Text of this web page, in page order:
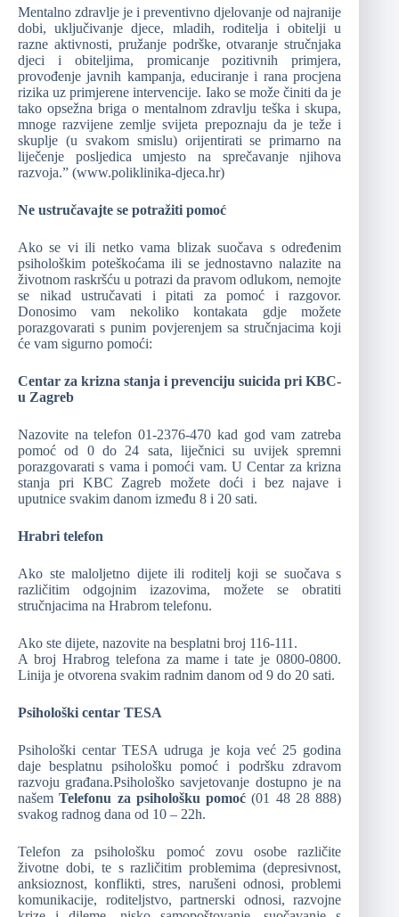
Mentalno zdravlje je i preventivno djelovanje od najranije
dobi, uključivanje djece, mladih, roditelja i obitelji u
razne aktivnosti, pružanje podrške, otvaranje stručnjaka
djeci i obiteljima, promicanje pozitivnih primjera,
provođenje javnih kampanja, educiranje i rana procjena
rizika uz primjerene intervencije. Iako se može činiti da je
tako opsežna briga o mentalnom zdravlju teška i skupa,
mnoge razvijene zemlje svijeta prepoznaju da je teže i
skuplje (u svakom smislu) orijentirati se primarno na
liječenje posljedica umjesto na sprečavanje njihova
razvoja.” (www.poliklinika-djeca.hr)
Ne ustručavajte se potražiti pomoć
Ako se vi ili netko vama blizak suočava s određenim
psihološkim poteškoćama ili se jednostavno nalazite na
životnom raskršću u potrazi da pravom odlukom, nemojte
se nikad ustručavati i pitati za pomoć i razgovor.
Donosimo vam nekoliko kontakata gdje možete
porazgovarati s punim povjerenjem sa stručnjacima koji
će vam sigurno pomoći:
Centar za krizna stanja i prevenciju suicida pri KBC-
u Zagreb
Nazovite na telefon 01-2376-470 kad god vam zatreba
pomoć od 0 do 24 sata, liječnici su uvijek spremni
porazgovarati s vama i pomoći vam. U Centar za krizna
stanja pri KBC Zagreb možete doći i bez najave i
uputnice svakim danom između 8 i 20 sati.
Hrabri telefon
Ako ste maloljetno dijete ili roditelj koji se suočava s
različitim odgojnim izazovima, možete se obratiti
stručnjacima na Hrabrom telefonu.
Ako ste dijete, nazovite na besplatni broj 116-111.
A broj Hrabrog telefona za mame i tate je 0800-0800.
Linija je otvorena svakim radnim danom od 9 do 20 sati.
Psihološki centar TESA
Psihološki centar TESA udruga je koja već 25 godina
daje besplatnu psihološku pomoć i podršku zdravom
razvoju građana.Psihološko savjetovanje dostupno je na
našemTelefonu za psihološku pomoć (01 48 28 888)
svakog radnog dana od 10 – 22h.
Telefon za psihološku pomoć zovu osobe različite
životne dobi, te s različitim problemima (depresivnost,
anksioznost, konflikti, stres, narušeni odnosi, problemi
komunikacije, roditeljstvo, partnerski odnosi, razvojne